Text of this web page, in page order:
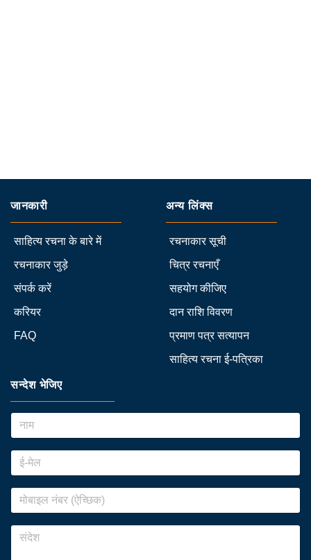
जानकारी
साहित्य रचना के बारे में
रचनाकार जुड़े
संपर्क करें
करियर
FAQ
अन्य लिंक्स
रचनाकार सूची
चित्र रचनाएँ
सहयोग कीजिए
दान राशि विवरण
प्रमाण पत्र सत्यापन
साहित्य रचना ई-पत्रिका
सन्देश भेजिए